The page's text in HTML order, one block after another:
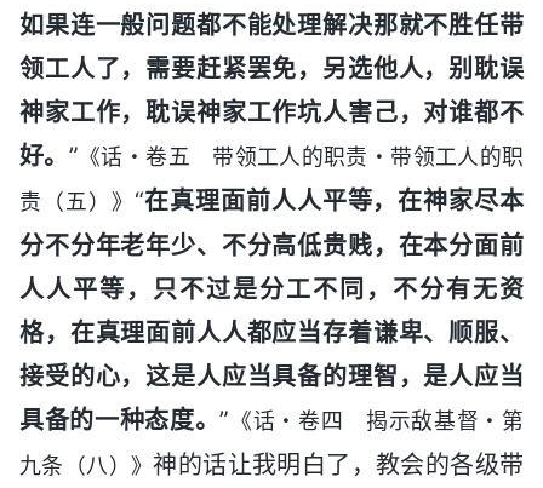
如果连一般问题都不能处理解决那就不胜任带
领工人了，需要赶紧罢免，另选他人，别耽误
神家工作，耽误神家工作坑人害己，对谁都不
好。 ” 《话・卷五 带领工人的职责・带领工人的职
责（五）》 “在真理面前人人平等，在神家尽本
分不分年老年少、不分高低贵贱，在本分面前
人人平等，只不过是分工不同，不分有无资
格，在真理面前人人都应当存着谦卑、顺服、
接受的心，这是人应当具备的理智，是人应当
具备的一种态度。” 《话・卷四 揭示敌基督・第
九条（八）》 神的话让我明白了，教会的各级带